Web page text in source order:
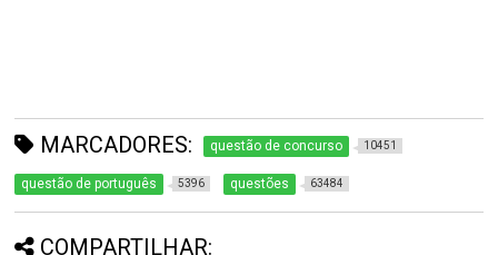
MARCADORES: questão de concurso 10451
questão de português 5396 questões 63484
COMPARTILHAR: